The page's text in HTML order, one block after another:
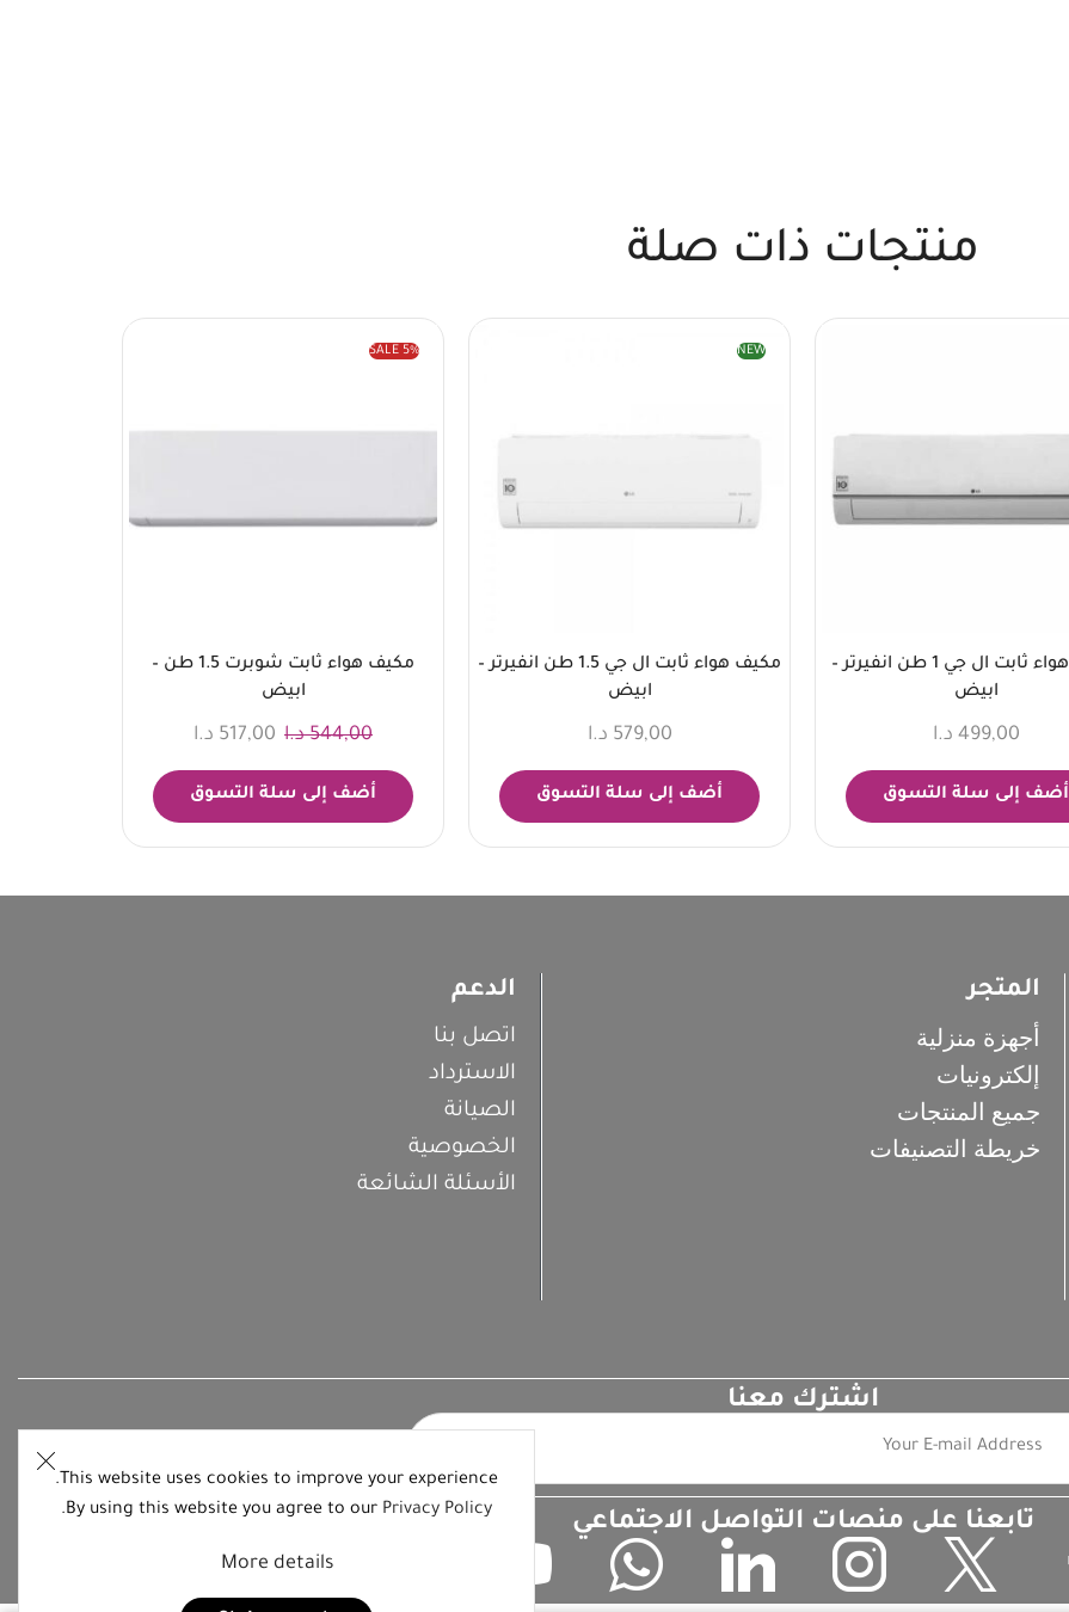
منتجات ذات صلة
مكيف هواء ثابت ال جي 1 طن انفيرتر –
ابيض
499,00 د.ا
أضف إلى سلة التسوق
NEW
مكيف هواء ثابت ال جي 1.5 طن انفيرتر –
ابيض
579,00 د.ا
أضف إلى سلة التسوق
SALE 5%
مكيف هواء ثابت شوبرت 1.5 طن –
ابيض
544,00 د.ا 517,00 د.ا
أضف إلى سلة التسوق
This website uses cookies to improve your experience.
By using this website you agree to our Privacy Policy
.
More details
المتجر
أجهزة منزلية
إلكترونيات
جميع المنتجات
خريطة التصنيفات
الدعم
اتصل بنا
الاسترداد
الصيانة
الخصوصية
الأسئلة الشائعة
اشترك معنا
تابعنا على منصات التواصل الاجتماعي